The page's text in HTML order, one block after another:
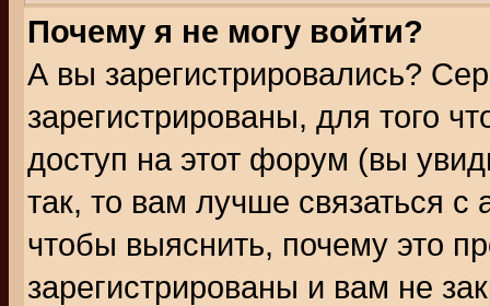
Почему я не могу войти?
А вы зарегистрировались?
зарегистрированы, для того
доступ на этот форум (вы
так, то вам лучше связаться
чтобы выяснить, почему это
зарегистрированы и вам не